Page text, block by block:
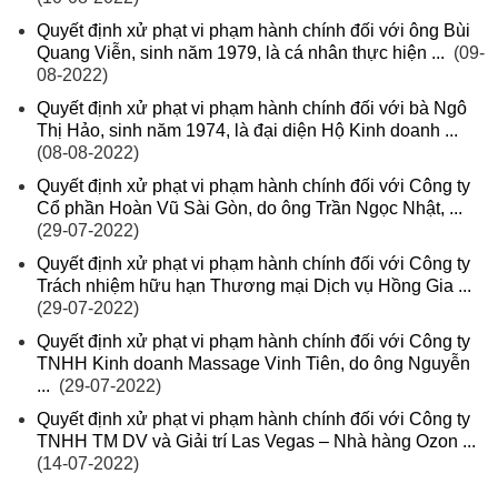
Quyết định xử phạt vi phạm hành chính đối với ông Bùi
Quang Viễn, sinh năm 1979, là cá nhân thực hiện ... (09-
08-2022)
Quyết định xử phạt vi phạm hành chính đối với bà Ngô
Thị Hảo, sinh năm 1974, là đại diện Hộ Kinh doanh ...
(08-08-2022)
Quyết định xử phạt vi phạm hành chính đối với Công ty
Cổ phần Hoàn Vũ Sài Gòn, do ông Trần Ngọc Nhật, ...
(29-07-2022)
Quyết định xử phạt vi phạm hành chính đối với Công ty
Trách nhiệm hữu hạn Thương mại Dịch vụ Hồng Gia ...
(29-07-2022)
Quyết định xử phạt vi phạm hành chính đối với Công ty
TNHH Kinh doanh Massage Vinh Tiên, do ông Nguyễn
... (29-07-2022)
Quyết định xử phạt vi phạm hành chính đối với Công ty
TNHH TM DV và Giải trí Las Vegas – Nhà hàng Ozon ...
(14-07-2022)